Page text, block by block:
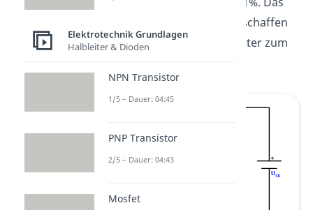
heißt 99% der Elektronen schaffen
den ganzen Weg vom Emitter zum
Elektrotechnik Grundlagen
Halbleiter & Dioden
NPN Transistor
1/5 – Dauer: 04:45
PNP Transistor
2/5 – Dauer: 04:43
Mosfet